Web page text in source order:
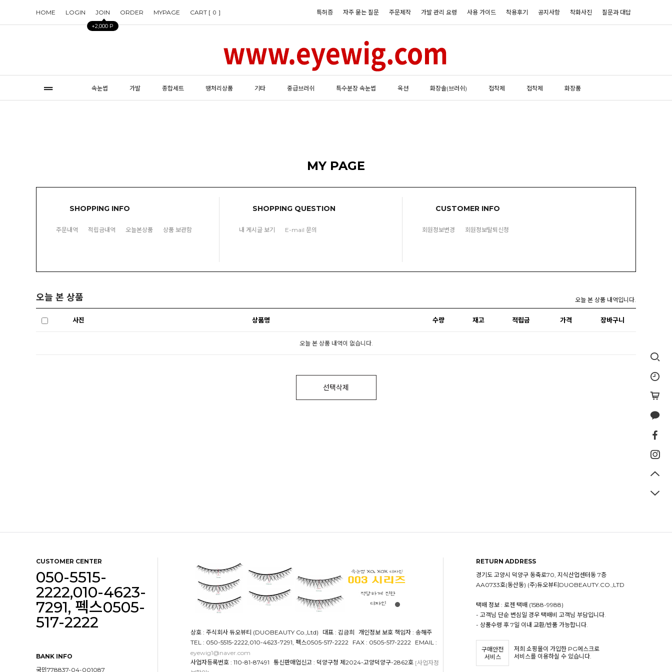
HOME LOGIN JOIN
+2,000 P
ORDER MYPAGE CART [ 0 ] 특허증 자주 묻는 질문 주문제작 가발 관리 요령 사용 가이드 착용후기 공지사항 착화사진 질문과 대답
속눈썹 가발 종합세트 땡처리상품 기타 중급브러쉬 특수분장 속눈썹 옥션 화장솔(브러쉬) 접착제 접착제 화장품
MY PAGE
SHOPPING INFO
주문내역 적립금내역 오늘본상품 상품 보관함
SHOPPING QUESTION
내 게시글 보기 E-mail 문의
CUSTOMER INFO
회원정보변경 회원정보탈퇴신청
오늘 본 상품 오늘 본 상품 내역입니다.
사진 상품명 수량 재고 적립금 가격 장바구니
오늘 본 상품 내역이 없습니다.
선택삭제
CUSTOMER CENTER
050-5515-
2222,010-4623-
7291, 펙스0505-
517-2222
BANK INFO
국민778837-04-001087
상호 : 주식회사 듀오뷰티 (DUOBEAUTY Co.,Ltd) 대표 : 김금희 개인정보 보호 책임자 : 송해주
TEL : 050-5515-2222,010-4623-7291, 펙스0505-517-2222 FAX : 0505-517-2222 EMAIL :
eyewig1@naver.com
사업자등록번호 : 110-81-87491 통신판매업신고 : 덕양구청 제2024-고양덕양구-2862호 [사업자정
RETURN ADDRESS
경기도 고양시 덕양구 동축로70, 지식산업센터동 7층
AA0733호(동산동) (주)듀오뷰티DUOBEAUTY.CO.,LTD
택배 정보 : 로젠 택배 (1588-9988)
- 고객님 단순 변심일 경우 택배비 고객님 부담입니다.
- 상품수령 후 7일 이내 교환/반품 가능합니다.
구매안전
서비스
저희 쇼핑몰이 가입한 PG에스크로
서비스를 이용하실 수 있습니다.